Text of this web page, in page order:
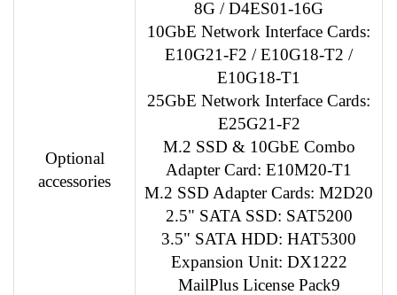
Optional
accessories
8G / D4ES01-16G
10GbE Network Interface Cards:
E10G21-F2 / E10G18-T2 /
E10G18-T1
25GbE Network Interface Cards:
E25G21-F2
M.2 SSD & 10GbE Combo
Adapter Card: E10M20-T1
M.2 SSD Adapter Cards: M2D20
2.5" SATA SSD: SAT5200
3.5" SATA HDD: HAT5300
Expansion Unit: DX1222
MailPlus License Pack9